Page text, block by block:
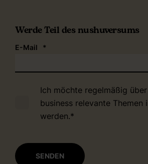
Werde Teil des nushuversums
E-Mail *
Ich möchte regelmäßig
business relevante Themen
werden.*